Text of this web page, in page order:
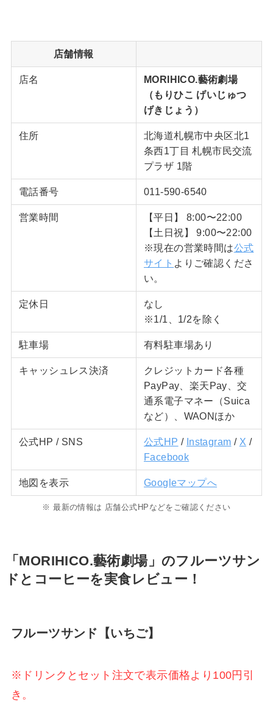
店舗情報
店名
MORIHICO.藝術劇場
（もりひこ げいじゅつ
げきじょう）
住所
北海道札幌市中央区北1
条西1丁目 札幌市民交流
プラザ 1階
電話番号 011-590-6540
営業時間
【平日】 8:00〜22:00
【土日祝】 9:00〜22:00
※現在の営業時間は公式
サイト よりご確認くださ
い。
定休日
なし
※1/1、1/2を除く
駐車場 有料駐車場あり
キャッシュレス決済
クレジットカード各種
PayPay、楽天Pay、交
通系電子マネー（Suica
など）、WAONほか
公式HP / SNS 公式HP / Instagram / X /
Facebook
地図を表示 Googleマップへ
※ 最新の情報は 店舗公式HPなどをご確認ください
「MORIHICO.藝術劇場」のフルーツサン
ドとコーヒーを実食レビュー！
フルーツサンド【いちご】
※ドリンクとセット注文で表示価格より100円引
き。